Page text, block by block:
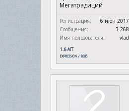
Мегатрадиций
Регистрация:
6 июн 2017
Сообщения:
3.268
Имя пользователя:
vlad